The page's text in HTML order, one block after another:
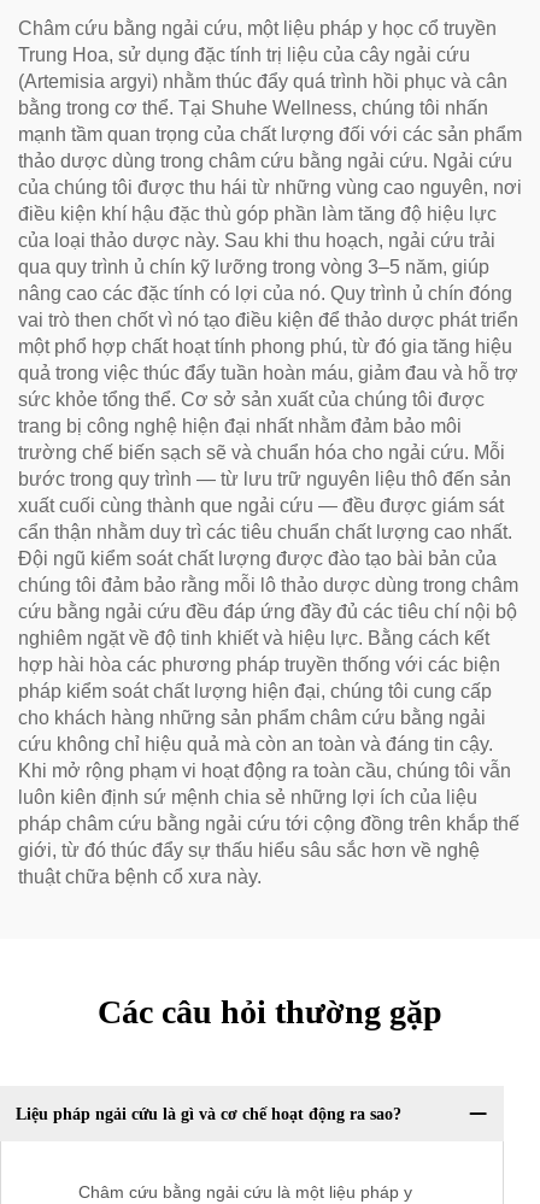
Châm cứu bằng ngải cứu, một liệu pháp y học cổ truyền
Trung Hoa, sử dụng đặc tính trị liệu của cây ngải cứu
(Artemisia argyi) nhằm thúc đẩy quá trình hồi phục và cân
bằng trong cơ thể. Tại Shuhe Wellness, chúng tôi nhấn
mạnh tầm quan trọng của chất lượng đối với các sản phẩm
thảo dược dùng trong châm cứu bằng ngải cứu. Ngải cứu
của chúng tôi được thu hái từ những vùng cao nguyên, nơi
điều kiện khí hậu đặc thù góp phần làm tăng độ hiệu lực
của loại thảo dược này. Sau khi thu hoạch, ngải cứu trải
qua quy trình ủ chín kỹ lưỡng trong vòng 3–5 năm, giúp
nâng cao các đặc tính có lợi của nó. Quy trình ủ chín đóng
vai trò then chốt vì nó tạo điều kiện để thảo dược phát triển
một phổ hợp chất hoạt tính phong phú, từ đó gia tăng hiệu
quả trong việc thúc đẩy tuần hoàn máu, giảm đau và hỗ trợ
sức khỏe tổng thể. Cơ sở sản xuất của chúng tôi được
trang bị công nghệ hiện đại nhất nhằm đảm bảo môi
trường chế biến sạch sẽ và chuẩn hóa cho ngải cứu. Mỗi
bước trong quy trình — từ lưu trữ nguyên liệu thô đến sản
xuất cuối cùng thành que ngải cứu — đều được giám sát
cẩn thận nhằm duy trì các tiêu chuẩn chất lượng cao nhất.
Đội ngũ kiểm soát chất lượng được đào tạo bài bản của
chúng tôi đảm bảo rằng mỗi lô thảo dược dùng trong châm
cứu bằng ngải cứu đều đáp ứng đầy đủ các tiêu chí nội bộ
nghiêm ngặt về độ tinh khiết và hiệu lực. Bằng cách kết
hợp hài hòa các phương pháp truyền thống với các biện
pháp kiểm soát chất lượng hiện đại, chúng tôi cung cấp
cho khách hàng những sản phẩm châm cứu bằng ngải
cứu không chỉ hiệu quả mà còn an toàn và đáng tin cậy.
Khi mở rộng phạm vi hoạt động ra toàn cầu, chúng tôi vẫn
luôn kiên định sứ mệnh chia sẻ những lợi ích của liệu
pháp châm cứu bằng ngải cứu tới cộng đồng trên khắp thế
giới, từ đó thúc đẩy sự thấu hiểu sâu sắc hơn về nghệ
thuật chữa bệnh cổ xưa này.
Các câu hỏi thường gặp
Liệu pháp ngải cứu là gì và cơ chế hoạt động ra sao?
Châm cứu bằng ngải cứu là một liệu pháp y